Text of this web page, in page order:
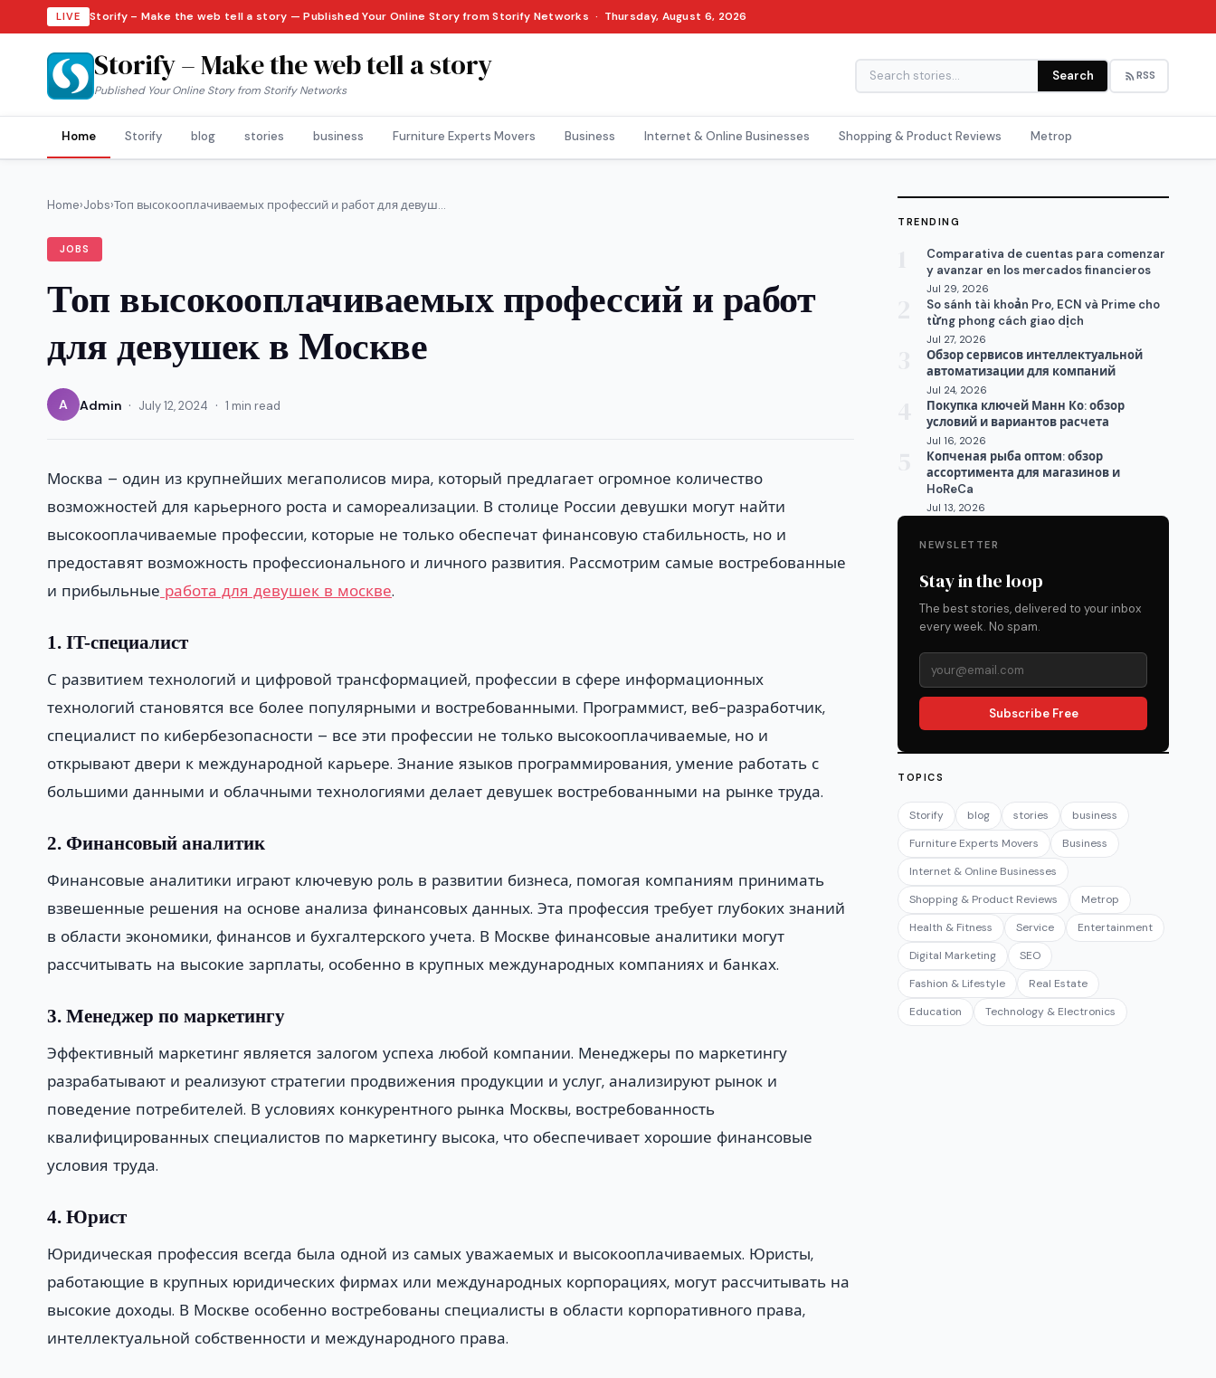
LIVE Storify – Make the web tell a story — Published Your Online Story from Storify Networks · Thursday, August 6, 2026
Storify – Make the web tell a story
Published Your Online Story from Storify Networks
Search RSS
Home Storify blog stories business Furniture Experts Movers Business Internet & Online Businesses Shopping & Product Reviews Metrop
Home›Jobs›Топ высокооплачиваемых профессий и работ для девуш...
JOBS
Топ высокооплачиваемых профессий и работ
для девушек в Москве
A Admin · July 12, 2024 · 1 min read
Москва – один из крупнейших мегаполисов мира, который предлагает огромное количество
возможностей для карьерного роста и самореализации. В столице России девушки могут найти
высокооплачиваемые профессии, которые не только обеспечат финансовую стабильность, но и
предоставят возможность профессионального и личного развития. Рассмотрим самые востребованные
и прибыльные работа для девушек в москве.
1. IT-специалист
С развитием технологий и цифровой трансформацией, профессии в сфере информационных
технологий становятся все более популярными и востребованными. Программист, веб-разработчик,
специалист по кибербезопасности – все эти профессии не только высокооплачиваемые, но и
открывают двери к международной карьере. Знание языков программирования, умение работать с
большими данными и облачными технологиями делает девушек востребованными на рынке труда.
2. Финансовый аналитик
Финансовые аналитики играют ключевую роль в развитии бизнеса, помогая компаниям принимать
взвешенные решения на основе анализа финансовых данных. Эта профессия требует глубоких знаний
в области экономики, финансов и бухгалтерского учета. В Москве финансовые аналитики могут
рассчитывать на высокие зарплаты, особенно в крупных международных компаниях и банках.
3. Менеджер по маркетингу
Эффективный маркетинг является залогом успеха любой компании. Менеджеры по маркетингу
разрабатывают и реализуют стратегии продвижения продукции и услуг, анализируют рынок и
поведение потребителей. В условиях конкурентного рынка Москвы, востребованность
квалифицированных специалистов по маркетингу высока, что обеспечивает хорошие финансовые
условия труда.
4. Юрист
Юридическая профессия всегда была одной из самых уважаемых и высокооплачиваемых. Юристы,
работающие в крупных юридических фирмах или международных корпорациях, могут рассчитывать на
высокие доходы. В Москве особенно востребованы специалисты в области корпоративного права,
интеллектуальной собственности и международного права.
TRENDING
Comparativa de cuentas para comenzar
y avanzar en los mercados financieros
Jul 29, 2026
So sánh tài khoản Pro, ECN và Prime cho
từng phong cách giao dịch
Jul 27, 2026
Обзор сервисов интеллектуальной
автоматизации для компаний
Jul 24, 2026
Покупка ключей Манн Ко: обзор
условий и вариантов расчета
Jul 16, 2026
Копченая рыба оптом: обзор
ассортимента для магазинов и
HoReCa
Jul 13, 2026
NEWSLETTER
Stay in the loop
The best stories, delivered to your inbox
every week. No spam.
Subscribe Free
TOPICS
Storify blog stories
business
Furniture Experts Movers
Business
Internet & Online Businesses
Shopping & Product Reviews
Metrop
Health & Fitness
Service
Entertainment
Digital Marketing
SEO
Fashion & Lifestyle
Real Estate
Education
Technology & Electronics